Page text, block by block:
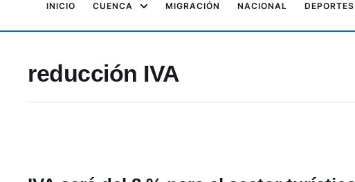
INICIO CUENCA MIGRACIÓN NACIONAL DEPORTES
reducción IVA